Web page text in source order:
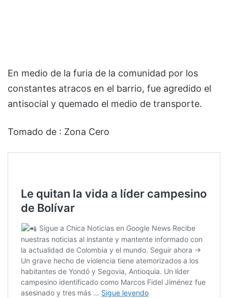
En medio de la furia de la comunidad por los
constantes atracos en el barrio, fue agredido el
antisocial y quemado el medio de transporte.
Tomado de : Zona Cero